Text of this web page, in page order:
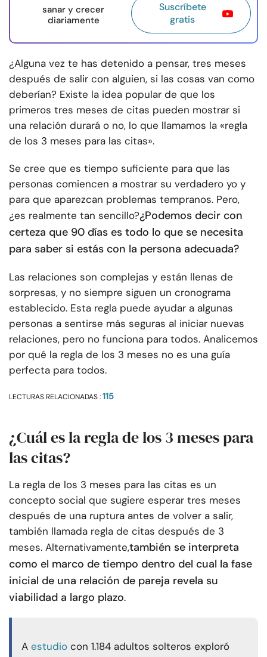
sanar y crecer
diariamente
Suscríbete
gratis
¿Alguna vez te has detenido a pensar, tres meses
después de salir con alguien, si las cosas van como
deberían? Existe la idea popular de que los
primeros tres meses de citas pueden mostrar si
una relación durará o no, lo que llamamos la «regla
de los 3 meses para las citas».
Se cree que es tiempo suficiente para que las
personas comiencen a mostrar su verdadero yo y
para que aparezcan problemas tempranos. Pero,
¿es realmente tan sencillo?¿Podemos decir con
certeza que 90 días es todo lo que se necesita
para saber si estás con la persona adecuada?
Las relaciones son complejas y están llenas de
sorpresas, y no siempre siguen un cronograma
establecido. Esta regla puede ayudar a algunas
personas a sentirse más seguras al iniciar nuevas
relaciones, pero no funciona para todos. Analicemos
por qué la regla de los 3 meses no es una guía
perfecta para todos.
LECTURAS RELACIONADAS :115
¿Cuál es la regla de los 3 meses para
las citas?
La regla de los 3 meses para las citas es un
concepto social que sugiere esperar tres meses
después de una ruptura antes de volver a salir,
también llamada regla de citas después de 3
meses. Alternativamente,también se interpreta
como el marco de tiempo dentro del cual la fase
inicial de una relación de pareja revela su
viabilidad a largo plazo.
A estudio con 1.184 adultos solteros exploró